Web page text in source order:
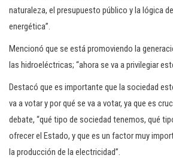
naturaleza, el presupuesto público y la lógica
energética”.
Mencionó que se está promoviendo la
las hidroeléctricas; “ahora se va a privilegiar
Destacó que es importante que la sociedad
va a votar y por qué se va a votar, ya que es
debate, “qué tipo de sociedad tenemos, qué
ofrecer el Estado, y que es un factor muy
la producción de la electricidad”.